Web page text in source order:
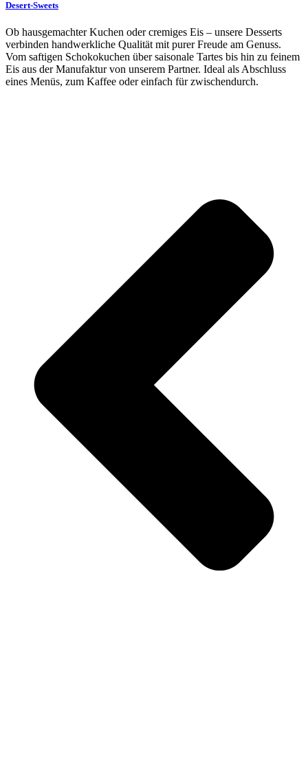
Desert-Sweets
Ob hausgemachter Kuchen oder cremiges Eis – unsere Desserts
verbinden handwerkliche Qualität mit purer Freude am Genuss.
Vom saftigen Schokokuchen über saisonale Tartes bis hin zu feinem
Eis aus der Manufaktur von unserem Partner. Ideal als Abschluss
eines Menüs, zum Kaffee oder einfach für zwischendurch.